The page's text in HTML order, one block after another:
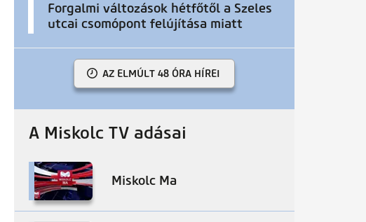
Forgalmi változások hétfőtől a Szeles
utcai csomópont felújítása miatt
AZ ELMÚLT 48 ÓRA HÍREI
A Miskolc TV adásai
Miskolc Ma